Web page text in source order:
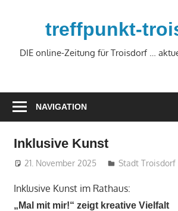
treffpunkt-
DIE online-Zeitung für Troisdorf …
NAVIGATION
Inklusive Kunst
21. November 2025 treffpunkt
Stadt Troisdorf
Inklusive Kunst im Rathaus:
„Mal mit mir!“ zeigt kreative Vielfalt